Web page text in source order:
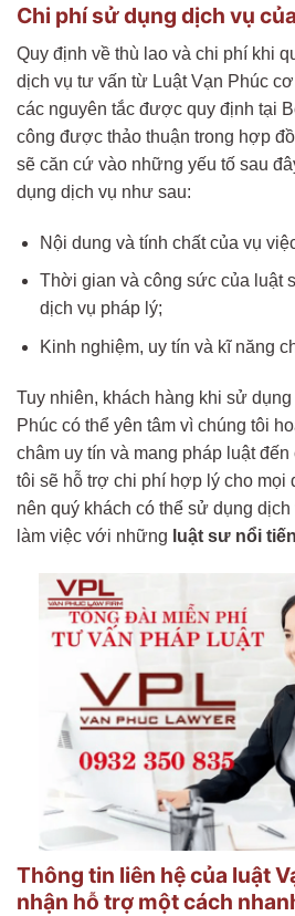
Chi phí sử dụng dịch vụ
Quy định về thù lao và chi phí khi
dịch vụ tư vấn từ Luật Vạn Phúc
các nguyên tắc được quy định tại
công được thảo thuận trong hợp
sẽ căn cứ vào những yếu tố sau
dụng dịch vụ như sau:
Nội dung và tính chất của vụ
Thời gian và công sức của luật
dịch vụ pháp lý;
Kinh nghiệm, uy tín và kĩ năng
Tuy nhiên, khách hàng khi sử
Phúc có thể yên tâm vì chúng tôi
châm uy tín và mang pháp luật
tôi sẽ hỗ trợ chi phí hợp lý cho mọi
nên quý khách có thể sử dụng
làm việc với những luật sư nổi
Thông tin liên hệ của luật
nhận hỗ trợ một cách